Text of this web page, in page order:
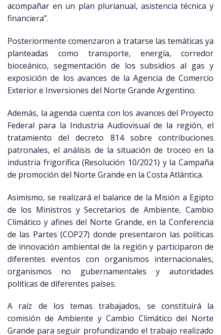
acompañar en un plan plurianual, asistencia técnica y
financiera”.
Posteriormente comenzaron a tratarse las temáticas ya
planteadas como transporte, energía, corredor
bioceánico, segmentación de los subsidios al gas y
exposición de los avances de la Agencia de Comercio
Exterior e Inversiones del Norte Grande Argentino.
Además, la agenda cuenta con los avances del Proyecto
Federal para la Industria Audiovisual de la región, el
tratamiento del decreto 814 sobre contribuciones
patronales, el análisis de la situación de troceo en la
industria frigorífica (Resolución 10/2021) y la Campaña
de promoción del Norte Grande en la Costa Atlántica.
Asimismo, se realizará el balance de la Misión a Egipto
de los Ministros y Secretarios de Ambiente, Cambio
Climático y afines del Norte Grande, en la Conferencia
de las Partes (COP27) donde presentaron las políticas
de innovación ambiental de la región y participaron de
diferentes eventos con organismos internacionales,
organismos no gubernamentales y autoridades
políticas de diferentes países.
A raíz de los temas trabajados, se constituirá la
comisión de Ambiente y Cambio Climático del Norte
Grande para seguir profundizando el trabajo realizado